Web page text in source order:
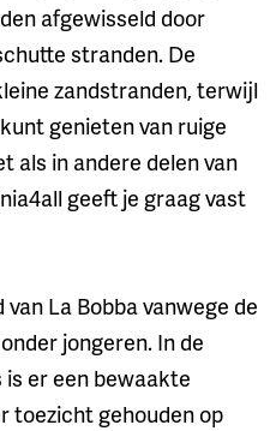
afgewisseld door
stranden. De
zandstranden, terwijl
genieten van ruige
als in andere delen van
geeft je graag vast
La Bobba vanwege de
jongeren. In de
er een bewaakte
toezicht gehouden op